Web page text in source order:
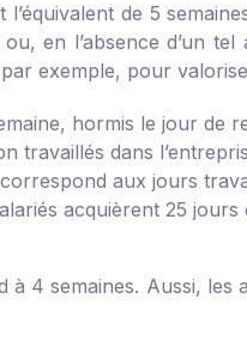
de 5
en l’absence d’un
exemple, pour
hormis le jour de
travaillés dans
aux jours
acquièrent 25
4 semaines. Aussi, les